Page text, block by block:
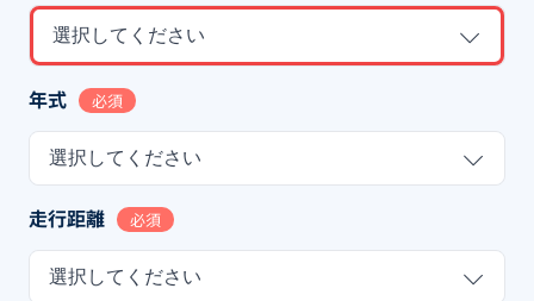
選択してください
年式 必須
選択してください
走行距離 必須
選択してください